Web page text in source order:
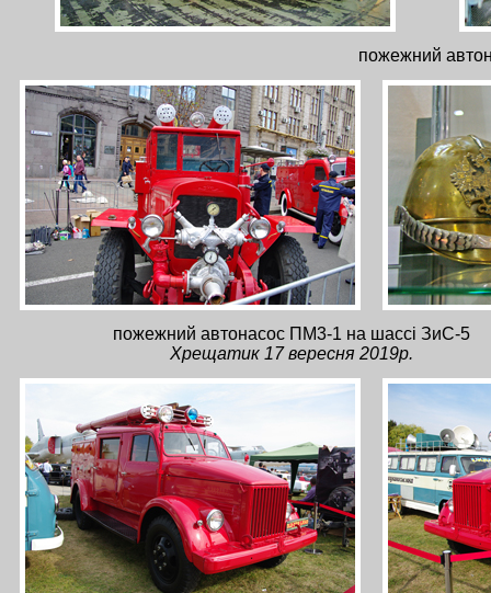
пожежний
пожежний автонасос ПМ3-1 на шассі ЗиС-5
Хрещатик 17 вересня 2019р.